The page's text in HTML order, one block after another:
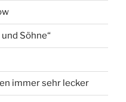
Söhne“
immer sehr lecker